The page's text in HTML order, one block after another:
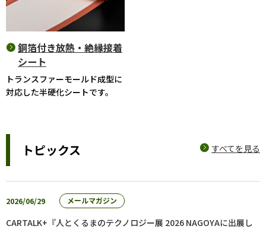
銅箔付き放熱・絶縁接着
シート
トランスファーモールド成型に
対応した半硬化シートです。
トピックス すべてを見る
2026/06/29 メールマガジン
CARTALK+『人とくるまのテクノロジー展 2026 NAGOYAに出展し